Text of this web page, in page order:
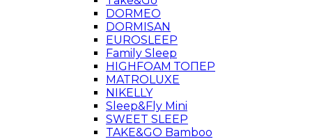
DORMEO
DORMISAN
EUROSLEEP
Family Sleep
HIGHFOAM ТОПЕР
MATROLUXE
NIKELLY
Sleep&Fly Mini
SWEET SLEEP
TAKE&GO Bamboo